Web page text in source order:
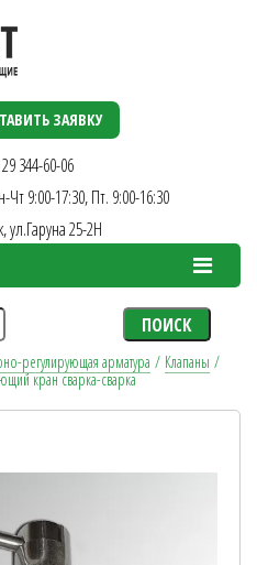
ЗАЯВКУ
344-60-06
9:00-17:30, Пт. 9:00-16:30
25-2H
ПОИСК
регулирующая арматура / Клапаны /
кран сварка-сварка